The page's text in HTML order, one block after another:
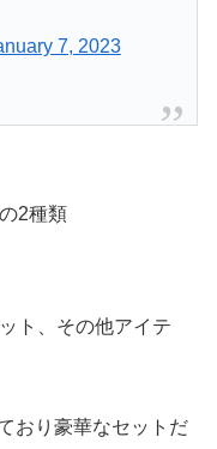
7, 2023
2種類
ト、その他アイテ
おり豪華なセットだ